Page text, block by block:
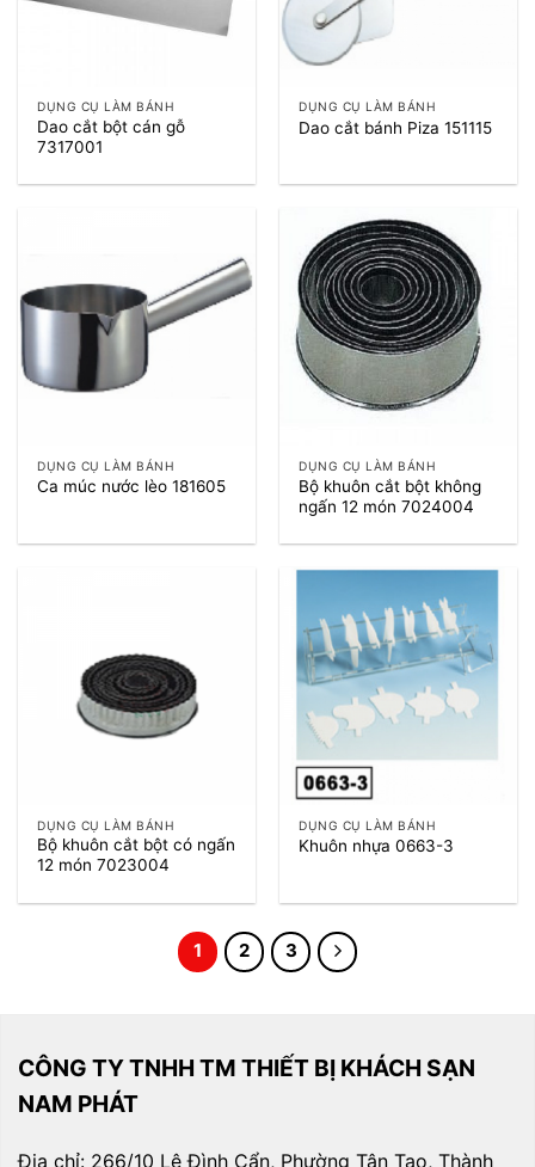
DỤNG CỤ LÀM BÁNH
Dao cắt bột cán gỗ
7317001
DỤNG CỤ LÀM BÁNH
Dao cắt bánh Piza 151115
DỤNG CỤ LÀM BÁNH
Ca múc nước lèo 181605
DỤNG CỤ LÀM BÁNH
Bộ khuôn cắt bột không
ngấn 12 món 7024004
DỤNG CỤ LÀM BÁNH
Bộ khuôn cắt bột có ngấn
12 món 7023004
DỤNG CỤ LÀM BÁNH
Khuôn nhựa 0663-3
1 2 3
CÔNG TY TNHH TM THIẾT BỊ KHÁCH SẠN
NAM PHÁT
Địa chỉ: 266/10 Lê Đình Cẩn, Phường Tân Tạo, Thành